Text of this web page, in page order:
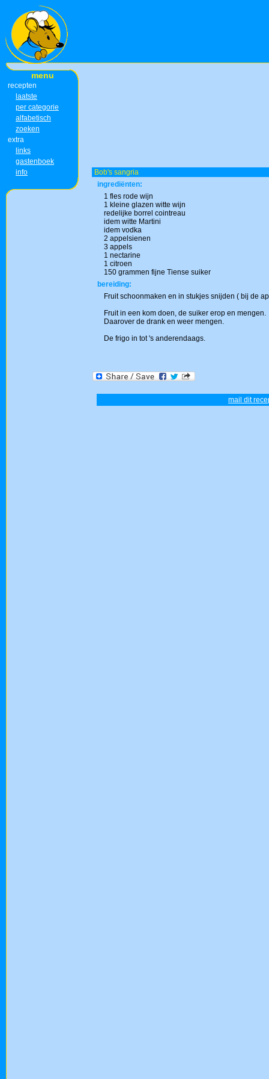
menu
recepten
laatste
per categorie
alfabetisch
zoeken
extra
links
gastenboek
info
Bob's sangria
ingrediënten:
1 fles rode wijn
1 kleine glazen witte wijn
redelijke borrel cointreau
idem witte Martini
idem vodka
2 appelsienen
3 appels
1 nectarine
1 citroen
150 grammen fijne Tiense suiker
bereiding:
Fruit schoonmaken en in stukjes snijden ( bij de
Fruit in een kom doen, de suiker erop en mengen.
Daarover de drank en weer mengen.
De frigo in tot 's anderendaags.
mail dit